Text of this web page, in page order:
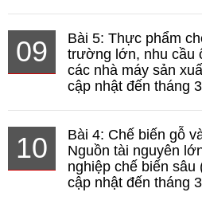
09
Bài 5: Thực phẩm
trường lớn, nhu cầu
các nhà máy sản
cập nhật đến tháng
10
Bài 4: Chế biến gỗ
Nguồn tài nguyên
nghiệp chế biến
cập nhật đến tháng